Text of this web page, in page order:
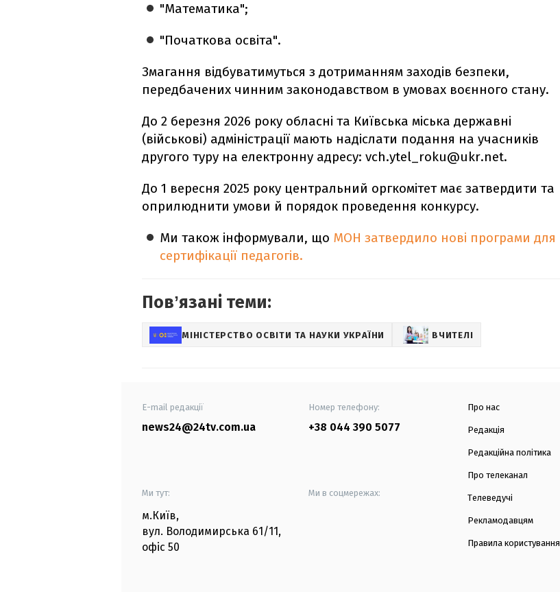
"Математика";
"Початкова освіта".
Змагання відбуватимуться з дотриманням заходів безпеки,
передбачених чинним законодавством в умовах воєнного стану.
До 2 березня 2026 року обласні та Київська міська державні
(військові) адміністрації мають надіслати подання на учасників
другого туру на електронну адресу: vch.ytel_roku@ukr.net.
До 1 вересня 2025 року центральний оргкомітет має затвердити та
оприлюднити умови й порядок проведення конкурсу.
Ми також інформували, що МОН затвердило нові програми для
сертифікації педагогів.
Повʼязані теми:
МІНІСТЕРСТВО ОСВІТИ ТА НАУКИ УКРАЇНИ ВЧИТЕЛІ
E-mail редакції
news24@24tv.com.ua
Номер телефону:
+38 044 390 5077
Ми тут:
м.Київ,
вул. Володимирська 61/11,
офіс 50
Ми в соцмережах:
Про нас
Редакція
Редакційна політика
Про телеканал
Телеведучі
Рекламодавцям
Правила користування